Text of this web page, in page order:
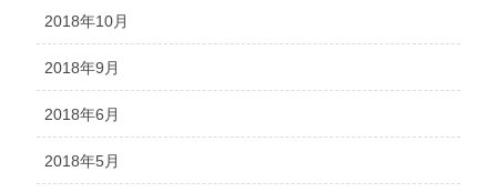
2018年10月
2018年9月
2018年6月
2018年5月